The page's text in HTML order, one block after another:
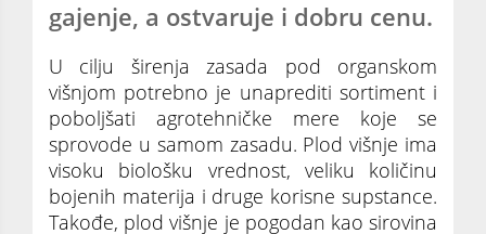
gajenje, a ostvaruje i dobru cenu.
U cilju širenja zasada pod organskom
višnjom potrebno je unaprediti sortiment i
poboljšati agrotehničke mere koje se
sprovode u samom zasadu. Plod višnje ima
visoku biološku vrednost, veliku količinu
bojenih materija i druge korisne supstance.
Takođe, plod višnje je pogodan kao sirovina